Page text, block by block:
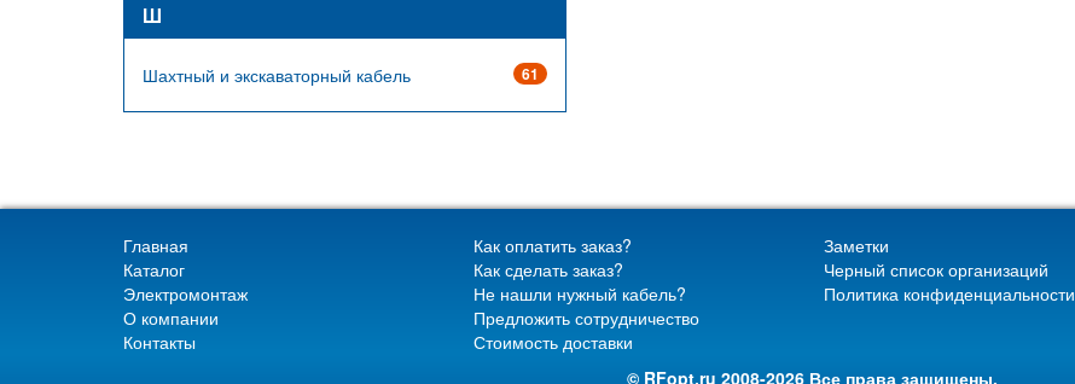
Ш
61
Шахтный и экскаваторный кабель
Главная
Каталог
Электромонтаж
О компании
Контакты
Как оплатить заказ?
Как сделать заказ?
Не нашли нужный кабель?
Предложить сотрудничество
Стоимость доставки
Заметки
Черный список организаций
Политика конфиденциальности
© RFopt.ru 2008-2026 Все права защищены.